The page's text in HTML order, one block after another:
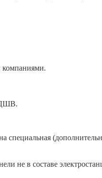
компаниями.
ДШВ.
не в составе